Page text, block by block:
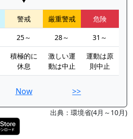
警戒 厳重警戒
危険
25～ 28～
31～
積極的に
休息
激しい運
動は中止
運動は原
則中止
Now >>
出典：環境省(4月～10月)